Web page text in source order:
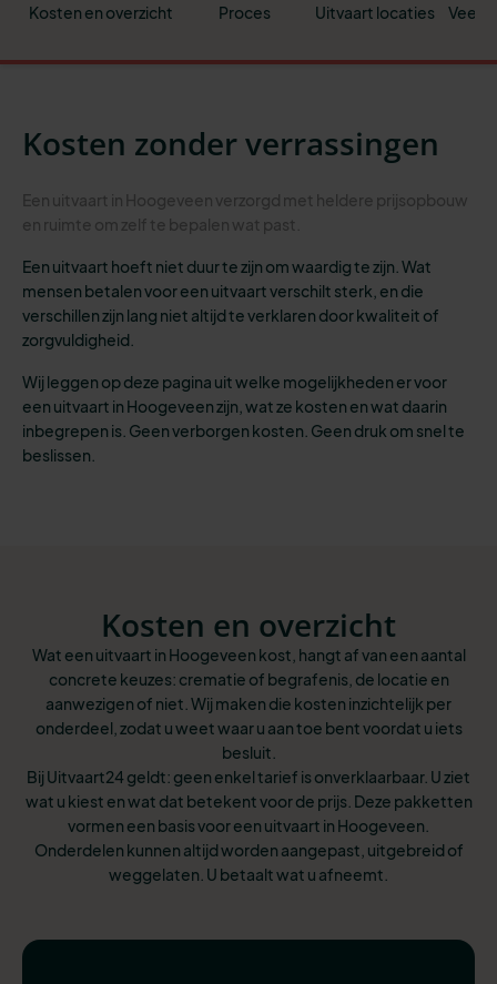
Kosten en overzicht Proces Uitvaart locaties
Kosten zonder verrassingen
Een uitvaart in Hoogeveen verzorgd met heldere prijsopbouw
en ruimte om zelf te bepalen wat past.
Een uitvaart hoeft niet duur te zijn om waardig te zijn. Wat
mensen betalen voor een uitvaart verschilt sterk, en die
verschillen zijn lang niet altijd te verklaren door kwaliteit of
zorgvuldigheid.
Wij leggen op deze pagina uit welke mogelijkheden er voor
een uitvaart in Hoogeveen zijn, wat ze kosten en wat daarin
inbegrepen is. Geen verborgen kosten. Geen druk om snel te
beslissen.
Kosten en overzicht
Wat een uitvaart in Hoogeveen kost, hangt af van een aantal
concrete keuzes: crematie of begrafenis, de locatie en
aanwezigen of niet. Wij maken die kosten inzichtelijk per
onderdeel, zodat u weet waar u aan toe bent voordat u iets
besluit.
Bij Uitvaart24 geldt: geen enkel tarief is onverklaarbaar. U ziet
wat u kiest en wat dat betekent voor de prijs. Deze pakketten
vormen een basis voor een uitvaart in Hoogeveen.
Onderdelen kunnen altijd worden aangepast, uitgebreid of
weggelaten. U betaalt wat u afneemt.